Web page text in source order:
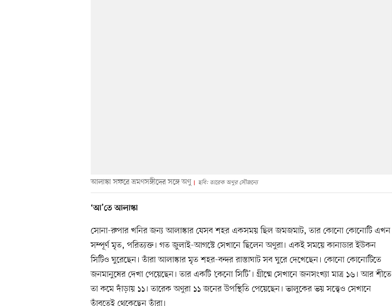
আলাস্কা সফরে ভ্রমণসঙ্গীদের সঙ্গে অণু ছবি: তারেক অণুর সৌজন্যে
‘আ’তে আলাস্কা
সোনা-রুপার খনির জন্য আলাস্কার যেসব শহর একসময় ছিল জমজমাট, তার কোনো কোনোটি এখন
সম্পূর্ণ মৃত, পরিত্যক্ত। গত জুলাই-আগস্টে সেখানে ছিলেন অণুরা। একই সময়ে কানাডার ইউকন
সিটিও ঘুরেছেন। তাঁরা আলাস্কার মৃত শহর-বন্দর রাস্তাঘাট সব ঘুরে দেখেছেন। কোনো কোনোটিতে
জনমানুষের দেখা পেয়েছেন। তার একটি ‘কেনো সিটি’। গ্রীষ্মে সেখানে জনসংখ্যা মাত্র ১৬। আর শীতে
তা কমে দাঁড়ায় ১১। তারেক অণুরা ১১ জনের উপস্থিতি পেয়েছেন। ভালুকের ভয় সত্ত্বেও সেখানে